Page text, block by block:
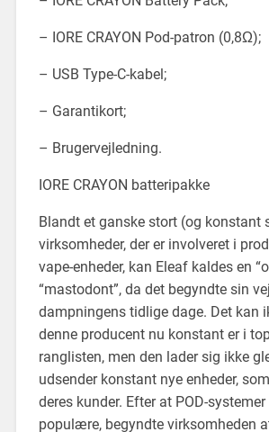
– IORE CRAYON Pod-patron (0,8Ω);
– USB Type-C-kabel;
– Garantikort;
– Brugervejledning.
IORE CRAYON batteripakke
Blandt et ganske stort (og konstant
virksomheder, der er involveret i
vape-enheder, kan Eleaf kaldes en
“mastodont”, da det begyndte sin
dampningens tidlige dage. Det kan
denne producent nu konstant er i
ranglisten, men den lader sig ikke
udsender konstant nye enheder,
deres kunder. Efter at POD-
populære, begyndte virksomheden